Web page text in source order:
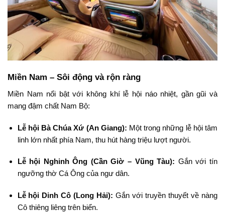
Miền Nam – Sôi động và rộn ràng
Miền Nam nổi bật với không khí lễ hội náo nhiệt, gần gũi và
mang đậm chất Nam Bộ:
Lễ hội Bà Chúa Xứ (An Giang): Một trong những lễ hội tâm
linh lớn nhất phía Nam, thu hút hàng triệu lượt người.
Lễ hội Nghinh Ông (Cần Giờ – Vũng Tàu): Gắn với tín
ngưỡng thờ Cá Ông của ngư dân.
Lễ hội Dinh Cô (Long Hải): Gắn với truyền thuyết về nàng
Cô thiêng liêng trên biển.